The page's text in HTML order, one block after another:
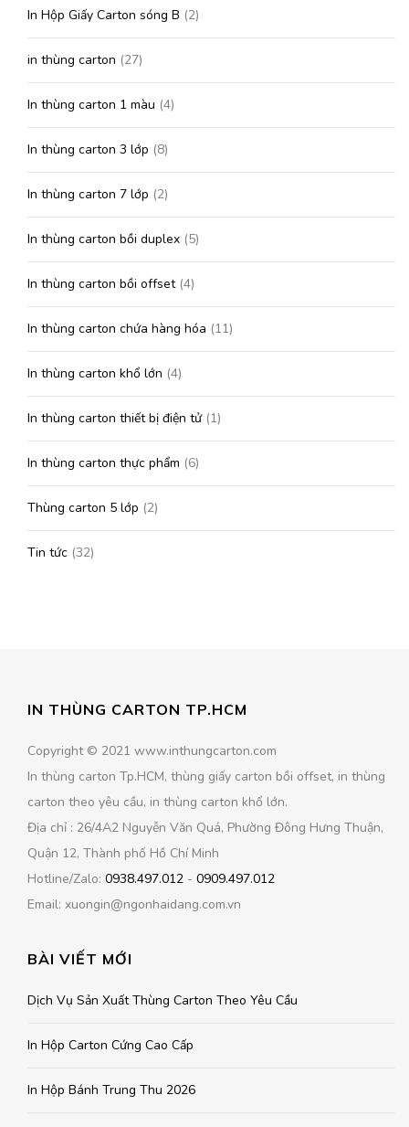
In Hộp Giấy Carton sóng B (2)
in thùng carton (27)
In thùng carton 1 màu (4)
In thùng carton 3 lớp (8)
In thùng carton 7 lớp (2)
In thùng carton bồi duplex (5)
In thùng carton bồi offset(4)
In thùng carton chứa hàng hóa (11)
In thùng carton khổ lớn (4)
In thùng carton thiết bị điện tử(1)
In thùng carton thực phẩm (6)
Thùng carton 5 lớp (2)
Tin tức (32)
IN THÙNG CARTON TP.HCM
Copyright © 2021 www.inthungcarton.com
In thùng carton Tp.HCM, thùng giấy carton bồi offset, in thùng
carton theo yêu cầu, in thùng carton khổ lớn.
Địa chỉ : 26/4A2 Nguyễn Văn Quá, Phường Đông Hưng Thuận,
Quận 12, Thành phố Hồ Chí Minh
Hotline/Zalo: 0938.497.012 - 0909.497.012
Email: xuongin@ngonhaidang.com.vn
BÀI VIẾT MỚI
Dịch Vụ Sản Xuất Thùng Carton Theo Yêu Cầu
In Hộp Carton Cứng Cao Cấp
In Hộp Bánh Trung Thu 2026